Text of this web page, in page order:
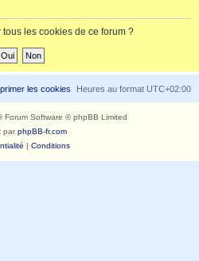
h
les cookies de ce forum ?
Heures au format UTC+02:00
les cookies
Forum Software © phpBB Limited
parphpBB-fr.com
| Conditions